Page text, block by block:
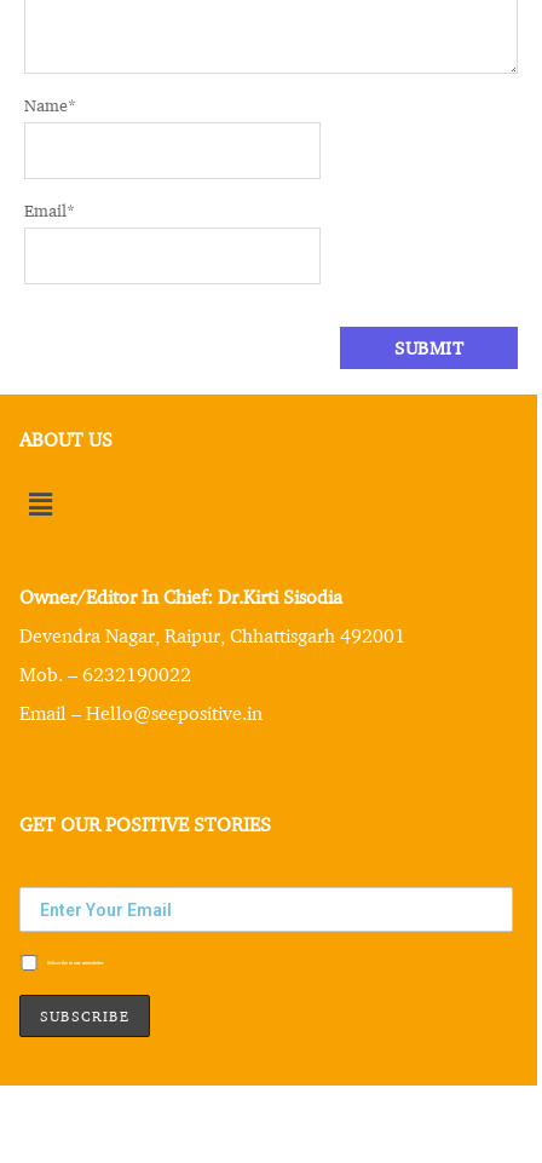
Name*
Email*
ABOUT US
Owner/Editor In Chief: Dr.Kirti Sisodia
Devendra Nagar, Raipur, Chhattisgarh 492001
Mob. – 6232190022
Email – Hello@seepositive.in
GET OUR POSITIVE STORIES
Subscribe to our newsletter